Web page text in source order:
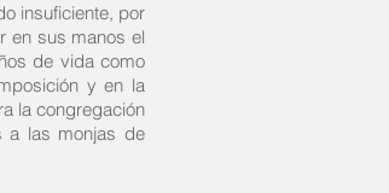
insuficiente, por
en sus manos el
de vida como
y en la
la congregación
a las monjas de